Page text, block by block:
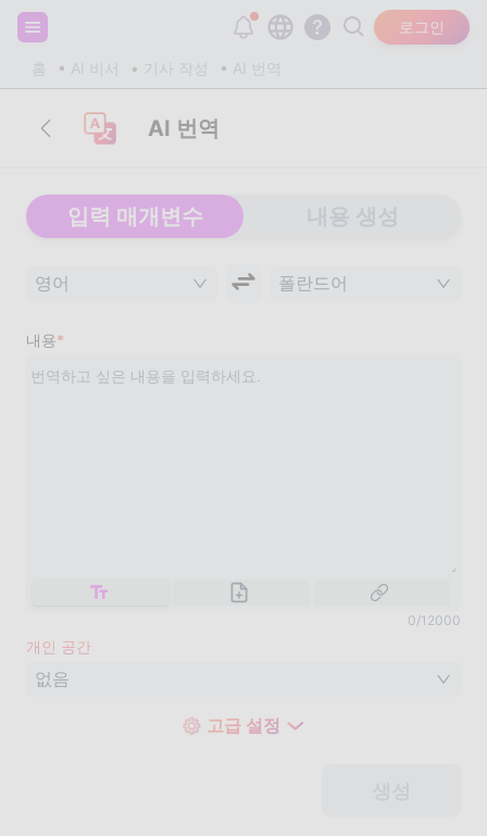
로그인
홈 AI 비서 기사 작성 AI 번역
회원가입하고 20,000개의 무료 토큰을 받으세요!
AI 번역
입력 매개변수
영어 폴란드어
내용*
0/12000
개인 공간
없음
고급 설정